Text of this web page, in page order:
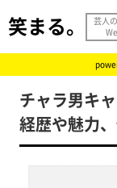
笑まる。
芸人
チャラ男キ
経歴や魅力